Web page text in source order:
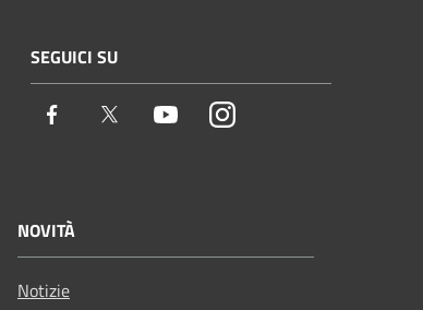
SEGUICI SU
Facebook Twitter YoutubeInstagram
NOVITÀ
Notizie